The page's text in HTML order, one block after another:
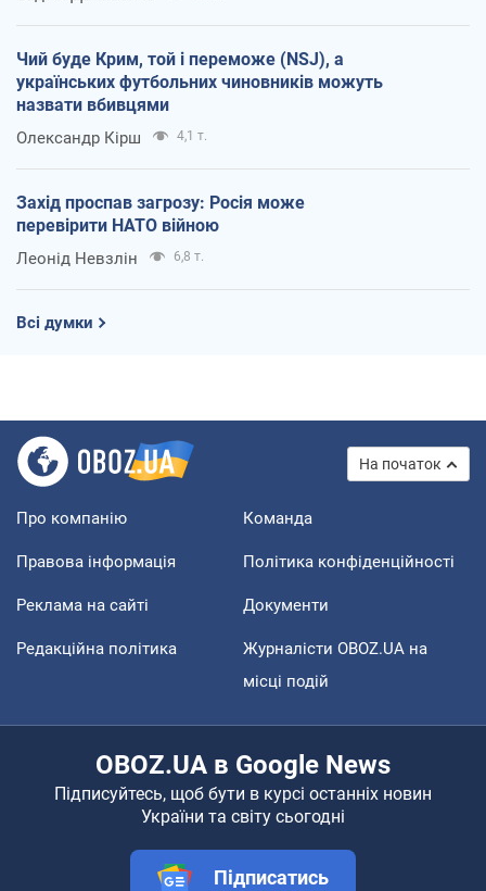
Чий буде Крим, той і переможе (NSJ), а
українських футбольних чиновників можуть
назвати вбивцями
Олександр Кірш 4,1 т.
Захід проспав загрозу: Росія може
перевірити НАТО війною
Леонід Невзлін 6,8 т.
Всі думки
На початок
Про компанію Команда
Правова інформація Політика конфіденційності
Реклама на сайті Документи
Редакційна політика
Журналісти OBOZ.UA на
місці подій
OBOZ.UA в Google News
Підписуйтесь, щоб бути в курсі останніх новин
України та світу сьогодні
Підписатись